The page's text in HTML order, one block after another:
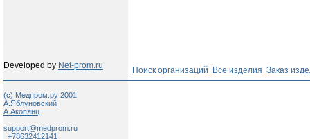
Developed by Net-prom.ru Поиск организаций Все изделия Заказ
(c) Медпром.ру 2001
А.Яблуновский
А.Акопянц
support@medprom.ru
+78632412141